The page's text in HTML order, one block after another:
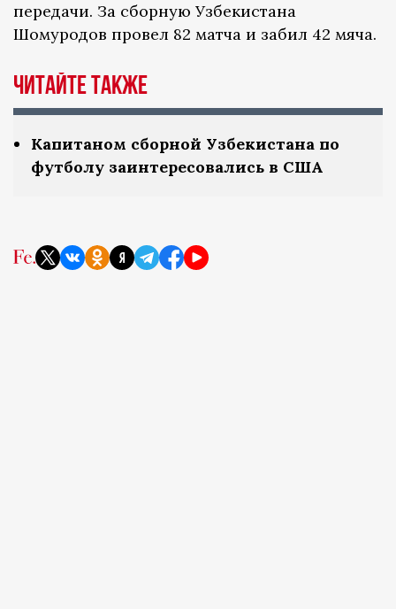
передачи. За сборную Узбекистана
Шомуродов провел 82 матча и забил 42 мяча.
Читайте также
Капитаном сборной Узбекистана по
футболу заинтересовались в США